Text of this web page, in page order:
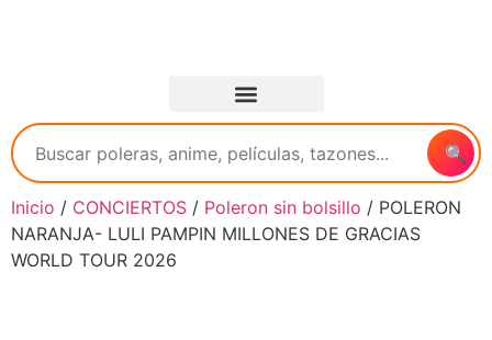
🔍
Inicio / CONCIERTOS / Poleron sin bolsillo / POLERON
NARANJA- LULI PAMPIN MILLONES DE GRACIAS
WORLD TOUR 2026